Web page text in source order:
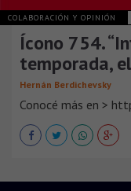
COLABORACIÓN Y OPINIÓN
Ícono 754.
temporada,
Hernán Berdichevsky
Conocé más en >